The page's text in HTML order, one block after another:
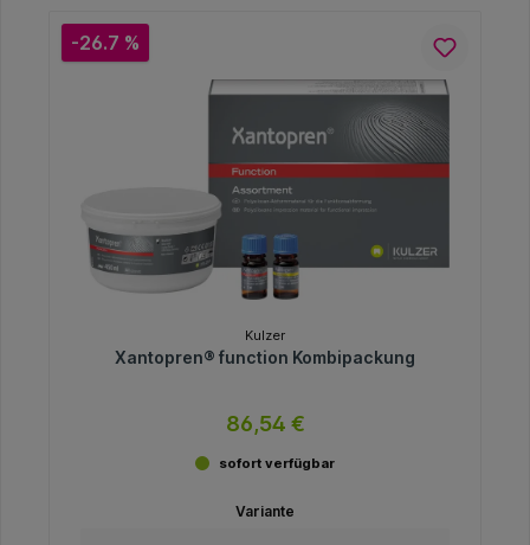
-26.7 %
Kulzer
Xantopren® function Kombipackung
86,54 €
sofort verfügbar
Variante